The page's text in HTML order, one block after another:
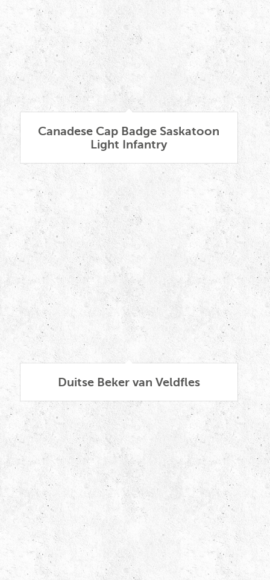
Canadese Cap Badge Saskatoon
Light Infantry
Duitse Beker van Veldfles